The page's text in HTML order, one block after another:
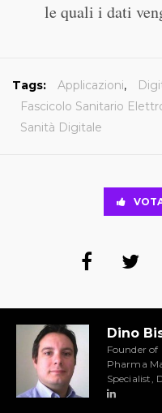
le quali i dati
Tags: Applicazioni,
Fascicolo Sanitario
Sanità Digitale
Dino
Founder
Pharma
Specialist,